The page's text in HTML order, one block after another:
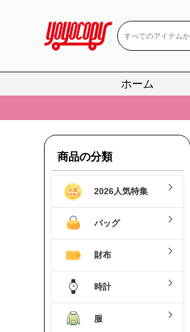
ホーム
商品の分類
2026人気特集
バッグ
財布
時計
服